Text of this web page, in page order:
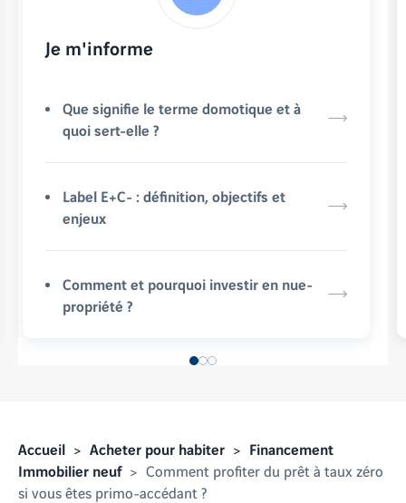
Je m'informe
Que signifie le terme domotique et à
quoi sert-elle ?
Label E+C- : définition, objectifs et
enjeux
Comment et pourquoi investir en nue-
propriété ?
Accueil Acheter pour habiter
Financement
Immobilier neuf
Comment profiter du prêt à taux zéro
si vous êtes primo-accédant ?